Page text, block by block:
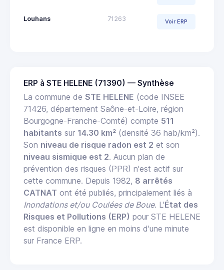
Louhans 71263 Voir ERP
ERP à STE HELENE (71390) — Synthèse
La commune de STE HELENE (code INSEE
71426, département Saône-et-Loire, région
Bourgogne-Franche-Comté) compte 511
habitants sur 14.30 km² (densité 36 hab/km²).
Son niveau de risque radon est 2 et son
niveau sismique est 2. Aucun plan de
prévention des risques (PPR) n'est actif sur
cette commune. Depuis 1982, 8 arrêtés
CATNAT ont été publiés, principalement liés à
Inondations et/ou Coulées de Boue. L'État des
Risques et Pollutions (ERP) pour STE HELENE
est disponible en ligne en moins d'une minute
sur France ERP.